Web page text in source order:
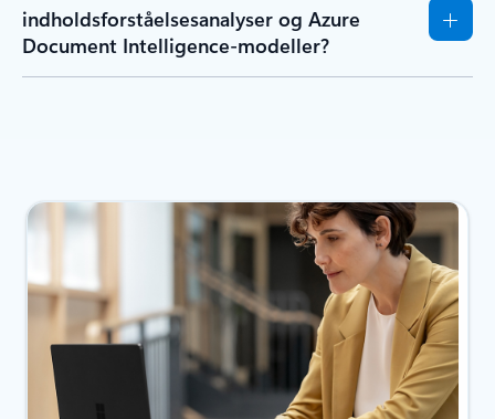
indholdsforståelsesanalyser og Azure
Document Intelligence-modeller?